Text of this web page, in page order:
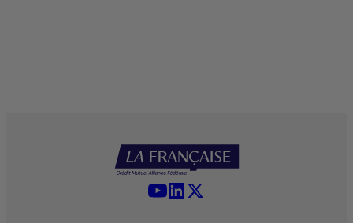
YouTube - La Française
LinkedIn - La Française